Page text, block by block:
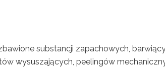
substancji zapachowych,
wysuszających, peelingów